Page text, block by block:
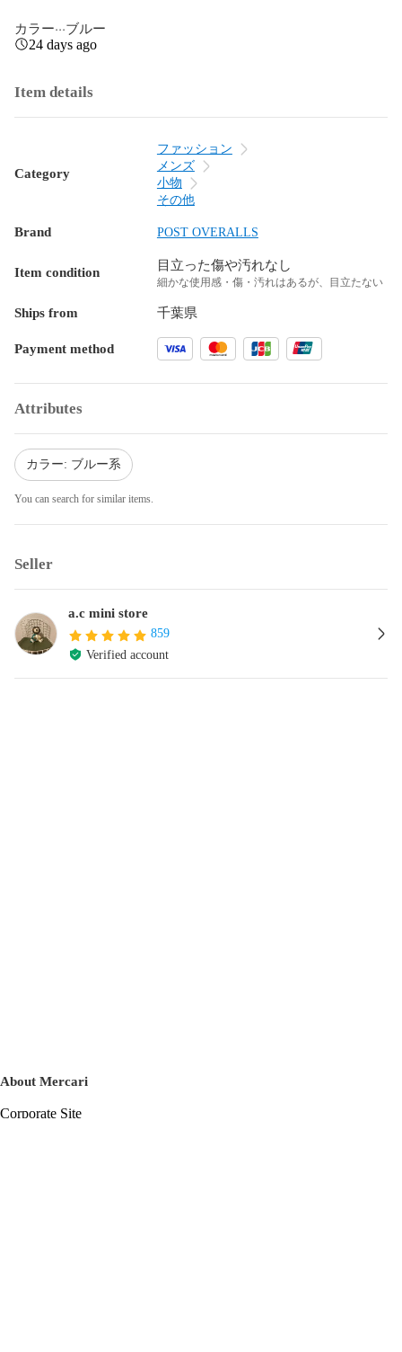
カラー···ブルー
24 days ago
Item details
Category
ファッション
メンズ
小物
その他
Brand POST OVERALLS
Item condition 目立った傷や汚れなし
細かな使用感・傷・汚れはあるが、目立たない
Ships from 千葉県
Payment method
Attributes
カラー: ブルー系
You can search for similar items.
Seller
a.c mini store
859
Verified account
About Mercari
Corporate Site